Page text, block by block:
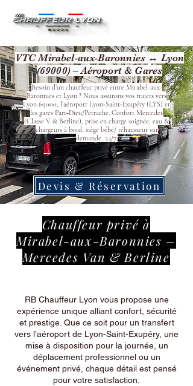
VTC Mirabel-aux-Baronnies ↔ Lyon
(69000) – Aéroport & Gares
Besoin d’un chauffeur privé entre Mirabel-aux-
Baronnies et Lyon ? Nous assurons vos trajets vers
Lyon 69000, l’aéroport Lyon‑Saint‑Exupéry (LYS) et
les gares Part‑Dieu/Perrache. Confort Mercedes
(Classe V & Berline), prise en charge soignée, eau &
chargeurs à bord, siège bébé/ réhausseur sur
demande, 24/7.
Devis & Réservation
Chauffeur privé à
Mirabel-aux-Baronnies –
Mercedes Van & Berline
RB Chauffeur Lyon vous propose une
expérience unique alliant confort, sécurité
et prestige. Que ce soit pour un transfert
vers l’aéroport de Lyon-Saint-Exupéry, une
mise à disposition pour la journée, un
déplacement professionnel ou un
événement privé, chaque détail est pensé
pour votre satisfaction.